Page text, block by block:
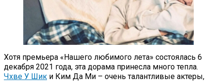
Хотя премьера «Нашего любимого лета» состоялась 6
декабря 2021 года, эта дорама принесла много тепла.
Чхве У Шик и Ким Да Ми – очень талантливые актеры,